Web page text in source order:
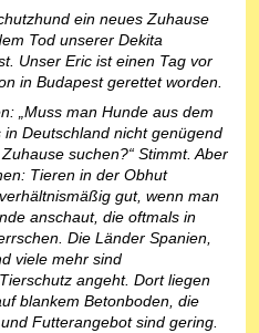
ein neues Zuhause
Tod unserer Dekita
Unser Eric ist einen Tag vor
in Budapest gerettet worden.
„Muss man Hunde aus dem
in Deutschland nicht genügend
suchen?“ Stimmt. Aber
Tieren in der Obhut
gut, wenn man
anschaut, die oftmals in
Die Länder Spanien,
viele mehr sind
angeht. Dort liegen
blankem Betonboden, die
Futterangebot sind gering.